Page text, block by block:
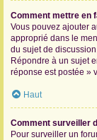
Comment mettre en
Vous pouvez ajouter
approprié dans le
du sujet de
Répondre à un sujet
réponse est postée »
Haut
Comment surveiller
Pour surveiller un